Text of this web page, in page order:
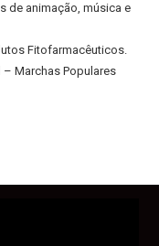
de animação, música e
Fitofarmacêuticos.
– Marchas Populares